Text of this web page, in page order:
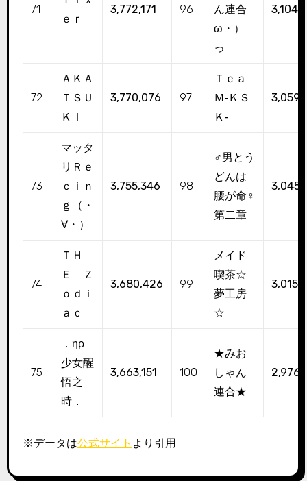
71
ｅｒ
3,772,171 96
ん連合
ω・）
っ
72
ＡＫＡ
ＴＳＵ
ＫＩ
3,770,076 97
Ｔｅａ
Ｍ‐ＫＳ
Ｋ‐
73
マッタ
リＲｅ
ｃｉｎ
ｇ（・
∀・）
3,755,346 98
♂男とう
どんは
腰が命♀
第二章
74
ＴＨ
Ｅ Ｚ
ｏｄｉ
ａｃ
3,680,426 99
メイド
喫茶☆
夢工房
☆
75
．ηρ
少女醒
悟之
時．
3,663,151 100
★みお
しゃん
連合★
※データは公式サイト より引用